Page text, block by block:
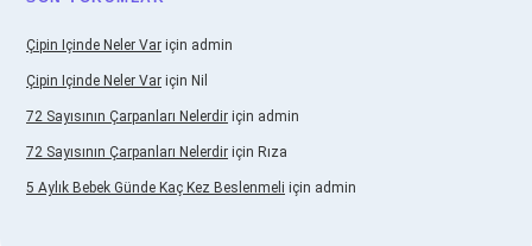
Çipin Içinde Neler Var için admin
Çipin Içinde Neler Var için Nil
72 Sayısının Çarpanları Nelerdir için admin
72 Sayısının Çarpanları Nelerdir için Rıza
5 Aylık Bebek Günde Kaç Kez Beslenmeli için admin